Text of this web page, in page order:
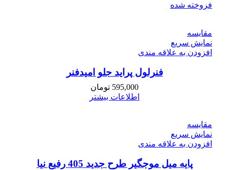
فروخته شده
مقايسه
نمایش سریع
افزودن به علاقه مندی
فنرلول پراید جلو امیدفنر
595,000 تومان
اطلاعات بیشتر
مقايسه
نمایش سریع
افزودن به علاقه مندی
پایه میل موجگیر طرح جدید 405 رفیع نیا